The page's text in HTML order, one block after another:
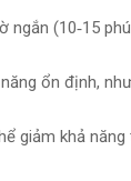
ngắn (10‑15
ổn định,
giảm khả